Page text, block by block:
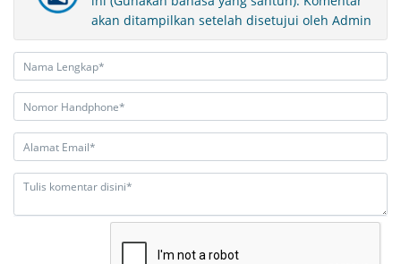
akan ditampilkan setelah disetujui oleh Admin